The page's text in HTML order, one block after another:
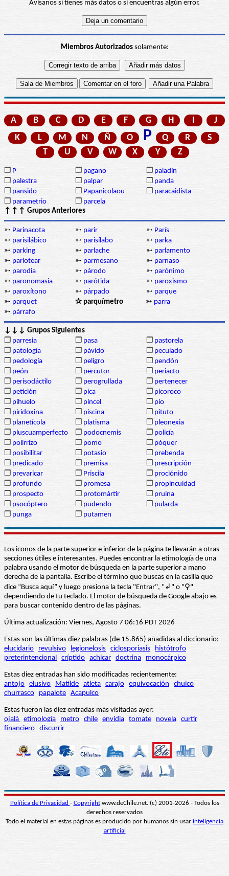
Avísanos si tienes más datos o si encuentras algún error.
Miembros Autorizadossolamente:
A B C D E F G H I
J
K
L M N Ñ O P Q R
S
T
U V W X Y Z
❒ P ❒ pagano ❒ paladín
❒ palestra ❒ palpar ❒ panda
❒ pansido ❒ Papanicolaou ❒ paracaidista
❒ parametrio ❒ parcela
↑↑↑ Grupos Anteriores
➳ Parinacota ➳ parir ➳ París
➳ parisilábico ➳ parisílabo ➳ parka
➳ parking ➳ parlache ➳ parlamento
➳ parlotear ➳ parmesano ➳ parnaso
➳ parodia ➳ párodo ➳ parónimo
➳ paronomasia ➳ parótida ➳ paroxismo
➳ paroxítono ➳ párpado ➳ parque
➳ parquet ✰ parquímetro ➳ parra
➳ párrafo
↓↓↓ Grupos Siguientes
❒ parresia ❒ pasa ❒ pastorela
❒ patología ❒ pávido ❒ peculado
❒ pedología ❒ peligro ❒ pendón
❒ peón ❒ percutor ❒ periacto
❒ perisodáctilo ❒ perogrullada ❒ pertenecer
❒ petición ❒ pica ❒ picoroco
❒ pihuelo ❒ pincel ❒ pío
❒ piridoxina ❒ piscina ❒ pituto
❒ planetícola ❒ platisma ❒ pleonexia
❒ pluscuamperfecto ❒ podocnemis ❒ policía
❒ polirrizo ❒ pomo ❒ póquer
❒ posibilitar ❒ potasio ❒ prebenda
❒ predicado ❒ premisa ❒ prescripción
❒ prevaricar ❒ Priscila ❒ prociónido
❒ profundo ❒ promesa ❒ propincuidad
❒ prospecto ❒ protomártir ❒ pruina
❒ psocóptero ❒ pudendo ❒ pularda
❒ punga ❒ putamen
Los iconos de la parte superior e inferior de la página te llevarán a otras
secciones útiles e interesantes. Puedes encontrar la etimología de una
palabra usando el motor de búsqueda en la parte superior a mano
derecha de la pantalla. Escribe el término que buscas en la casilla que
dice “Busca aquí” y luego presiona la tecla "Entrar", "↲" o "⚲"
dependiendo de tu teclado. El motor de búsqueda de Google abajo es
para buscar contenido dentro de las páginas.
Última actualización: Viernes, Agosto 7 06:16 PDT 2026
Estas son las últimas diez palabras (de 15.865) añadidas al diccionario:
elucidario
revulsivo legionelosis ciclosporiasis
histótrofo
preterintencional críptido achicar doctrina monocárpico
Estas diez entradas han sido modificadas recientemente:
antojo elusivo Matilde atleta carajo equivocación
chuico
churrasco
papalote Acapulco
Estas fueron las diez entradas más visitadas ayer:
ojalá etimología metro chile envidia tomate novela curtir
financiero discurrir
Política de Privacidad - Copyrightwww.deChile.net. (c) 2001-2026 - Todos los
derechos reservados
Todo el material en estas páginas es producido por humanos sin usar inteligencia
artificial